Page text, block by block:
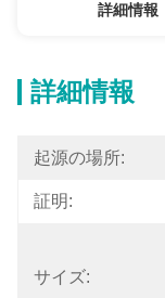
詳細情報
詳細情報
起源の場所:
証明:
サイズ: